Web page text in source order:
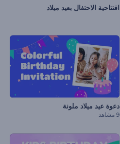
افتتاحية الاحتفال بعيد ميلاد
دعوة عيد ميلاد ملونة
9 مشاهد